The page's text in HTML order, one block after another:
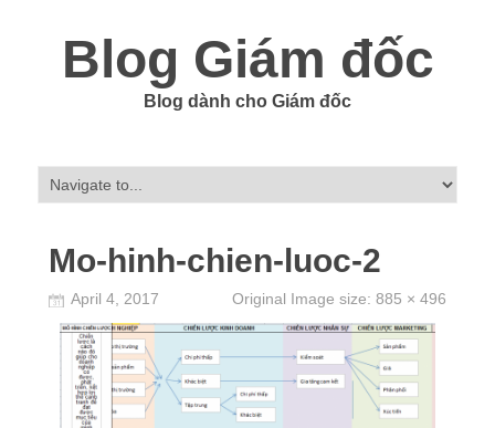
Blog Giám đốc
Blog dành cho Giám đốc
Mo-hinh-chien-luoc-2
April 4, 2017 Original Image size: 885 × 496